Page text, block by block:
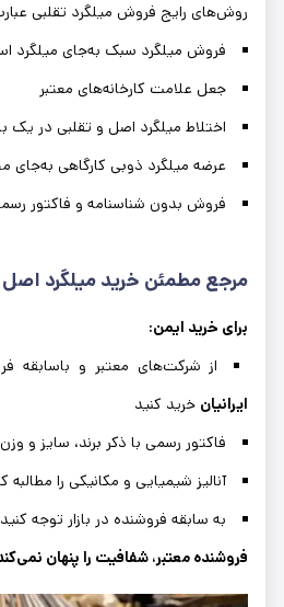
روش‌های رایج فروش میلگرد تقلبی
فروش میلگرد سبک به‌جای میلگرد
جعل علامت کارخانه‌های معتبر
اختلاط میلگرد اصل و تقلبی در یک
عرضه میلگرد ذوبی کارگاهی به‌جای
فروش بدون شناسنامه و فاکتور
مرجع مطمئن خرید میلگرد
برای خرید ایمن:
از شرکت‌های معتبر و باسابقه
ایرانیان خرید کنید
فاکتور رسمی با ذکر برند، سایز و
آنالیز شیمیایی و مکانیکی را مطالبه
به سابقه فروشنده در بازار توجه کنید
فروشنده معتبر، شفافیت را پنهان